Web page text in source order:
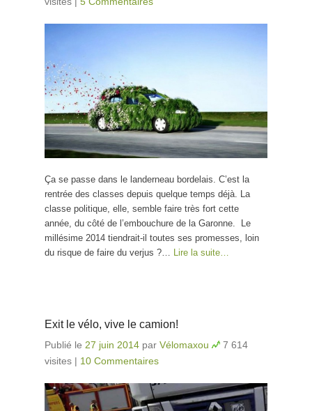
Ça se passe dans le landerneau bordelais. C’est la
rentrée des classes depuis quelque temps déjà. La
classe politique, elle, semble faire très fort cette
année, du côté de l’embouchure de la Garonne. Le
millésime 2014 tiendrait-il toutes ses promesses, loin
du risque de faire du verjus ?… Lire la suite…
Exit le vélo, vive le camion!
Publié le 27 juin 2014 par Vélomaxou
7 614
visites | 10 Commentaires